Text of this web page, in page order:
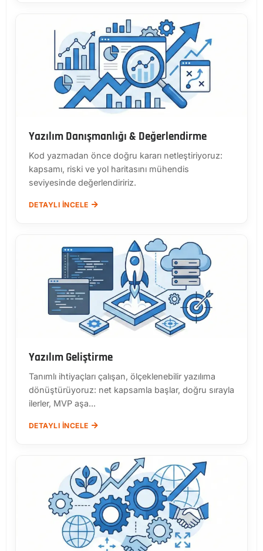
Yazılım Danışmanlığı & Değerlendirme
Kod yazmadan önce doğru kararı netleştiriyoruz:
kapsamı, riski ve yol haritasını mühendis
seviyesinde değerlendiririz.
DETAYLI İNCELE
Yazılım Geliştirme
Tanımlı ihtiyaçları çalışan, ölçeklenebilir yazılıma
dönüştürüyoruz: net kapsamla başlar, doğru sırayla
ilerler, MVP aşa...
DETAYLI İNCELE